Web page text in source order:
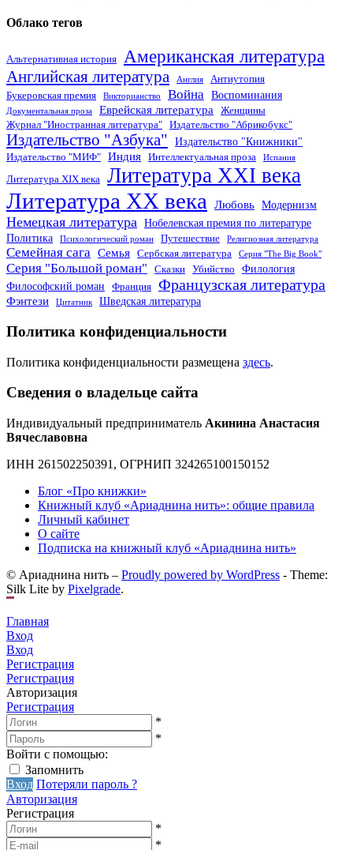
Облако тегов
Альтернативная история Американская литература
Английская литература Англия
Антиутопия
Букеровская премия
Викторианство Война Воспоминания
Документальная проза Еврейская литература
Женщины
Журнал "Иностранная литература"
Издательство "Абрикобукс"
Издательство "Азбука" Издательство "Книжники"
Издательство "МИФ" Индия Интеллектуальная проза Испания
Литература XIX века Литература XXI века
Литература XX века Любовь Модернизм
Немецкая литература Нобелевская премия по литературе
Политика
Психологический роман Путешествие Религиозная литература
Семейная сага Семья Сербская литература Серия "The Big Book"
Серия "Большой роман" Сказки Убийство
Филология
Философский роман
Франция Французская литература
Фэнтези Цитатник Шведская литература
Политика конфиденциальности
Политика конфиденциальности размещена здесь.
Сведения о владельце сайта
Индивидуальный предприниматель Акинина Анастасия
Вячеславовна
ИНН 261502250391, ОГРНИП 324265100150152
Блог «Про книжки»
Книжный клуб «Ариаднина нить»: общие правила
Личный кабинет
О сайте
Подписка на книжный клуб «Ариаднина нить»
© Ариаднина нить – Proudly powered by WordPress - Theme:
Silk Lite by Pixelgrade.
Главная
Вход
Вход
Регистрация
Регистрация
Авторизация
Регистрация
*
*
Войти с помощью:
Запомнить
Вход Потеряли пароль ?
Авторизация
Регистрация
*
*